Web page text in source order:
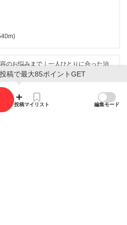
のお悩みまで｜一人ひとりに合った治
稿で最大85ポイントGET
投稿マイリスト 編集モード